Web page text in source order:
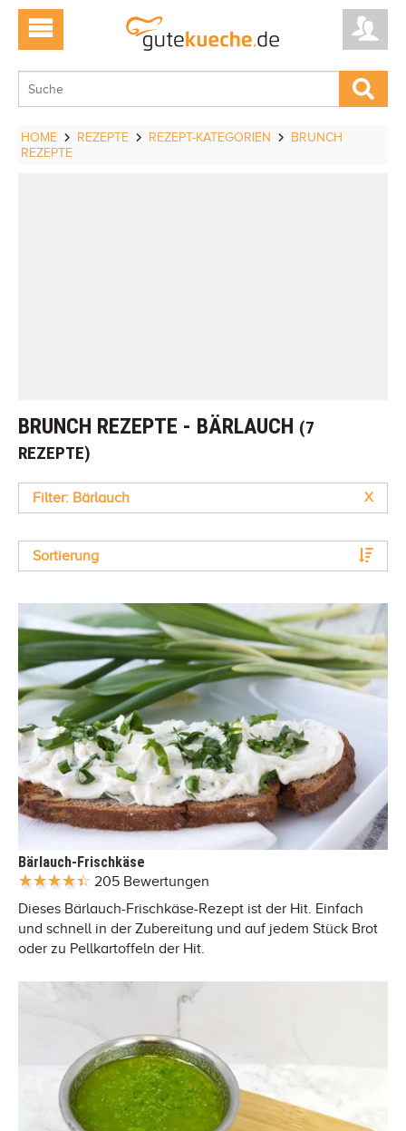
HOME REZEPTE REZEPT-KATEGORIEN
BRUNCH
REZEPTE
BRUNCH REZEPTE - BÄRLAUCH (7
REZEPTE)
Filter: Bärlauch X
Sortierung
Bärlauch-Frischkäse
205 Bewertungen
Dieses Bärlauch-Frischkäse-Rezept ist der Hit. Einfach
und schnell in der Zubereitung und auf jedem Stück Brot
oder zu Pellkartoffeln der Hit.